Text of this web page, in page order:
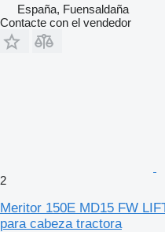
España, Fuensaldaña
Contacte con el vendedor
2
Meritor 150E MD15 FW
para cabeza tractora